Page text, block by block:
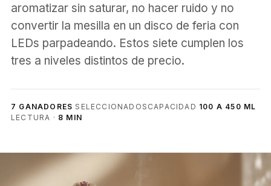
aromatizar sin saturar, no hacer ruido y no
convertir la mesilla en un disco de feria con
LEDs parpadeando. Estos siete cumplen los
tres a niveles distintos de precio.
7 GANADORES SELECCIONADOS CAPACIDAD 100 A 450 ML
LECTURA · 8 MIN